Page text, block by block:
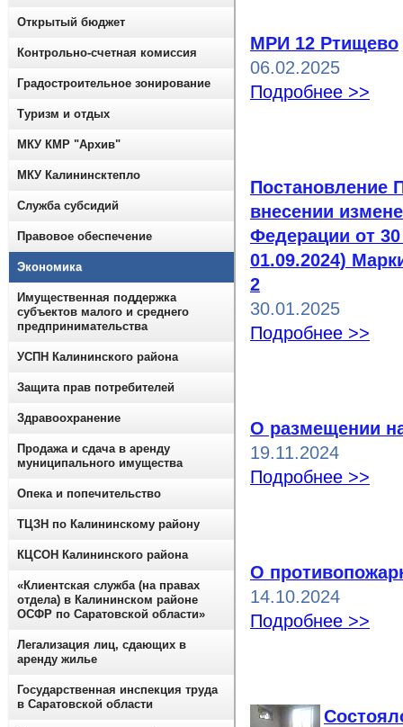
МРИ 12 Ртищево
06.02.2025
Подробнее >>
Постановление
внесении
Федерации от 30
01.09.2024)
2
30.01.2025
Подробнее >>
О размещении
19.11.2024
Подробнее >>
О
14.10.2024
Подробнее >>
Открытый бюджет
Контрольно-счетная комиссия
Градостроительное зонирование
Туризм и отдых
МКУ КМР "Архив"
МКУ Калининсктепло
Служба субсидий
Правовое обеспечение
Экономика
Имущественная поддержка
субъектов малого и среднего
предпринимательства
УСПН Калининского района
Защита прав потребителей
Здравоохранение
Продажа и сдача в аренду
муниципального имущества
Опека и попечительство
ТЦЗН по Калининскому району
КЦСОН Калининского района
«Клиентская служба (на правах
отдела) в Калининском районе
ОСФР по Саратовской области»
Легализация лиц, сдающих в
аренду жилье
Государственная инспекция труда
в Саратовской области